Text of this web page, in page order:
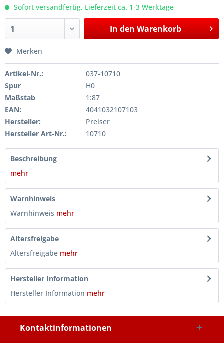
Sofort versandfertig, Lieferzeit ca. 1-3 Werktage
In den Warenkorb
Merken
Artikel-Nr.:
037-10710
Spur
H0
Maßstab
1:87
EAN:
4041032107103
Hersteller:
Preiser
Hersteller Art-Nr.:
10710
Beschreibung
mehr
Warnhinweis
Warnhinweis mehr
Altersfreigabe
Altersfreigabe mehr
Hersteller Information
Hersteller Information mehr
Kontaktinformationen